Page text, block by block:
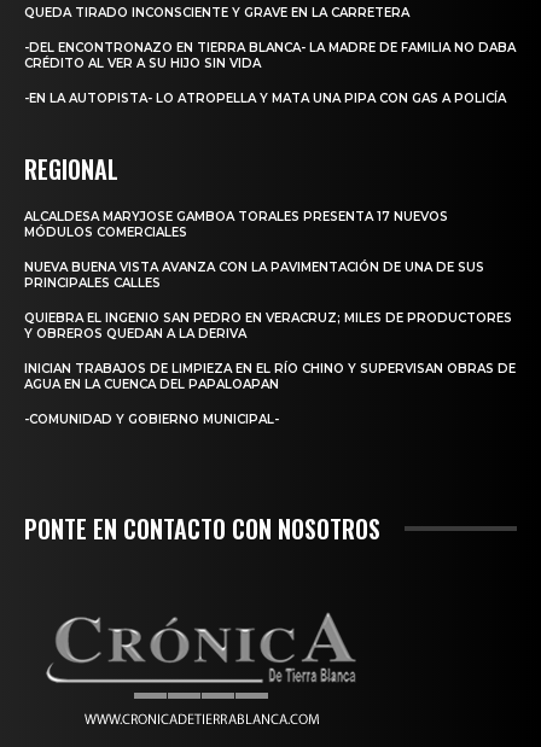
QUEDA TIRADO INCONSCIENTE Y GRAVE EN LA CARRETERA
-DEL ENCONTRONAZO EN TIERRA BLANCA- LA MADRE DE FAMILIA NO DABA
CRÉDITO AL VER A SU HIJO SIN VIDA
-EN LA AUTOPISTA- LO ATROPELLA Y MATA UNA PIPA CON GAS A POLICÍA
REGIONAL
ALCALDESA MARYJOSE GAMBOA TORALES PRESENTA 17 NUEVOS
MÓDULOS COMERCIALES
NUEVA BUENA VISTA AVANZA CON LA PAVIMENTACIÓN DE UNA DE SUS
PRINCIPALES CALLES
QUIEBRA EL INGENIO SAN PEDRO EN VERACRUZ; MILES DE PRODUCTORES
Y OBREROS QUEDAN A LA DERIVA
INICIAN TRABAJOS DE LIMPIEZA EN EL RÍO CHINO Y SUPERVISAN OBRAS DE
AGUA EN LA CUENCA DEL PAPALOAPAN
-COMUNIDAD Y GOBIERNO MUNICIPAL-
PONTE EN CONTACTO CON NOSOTROS